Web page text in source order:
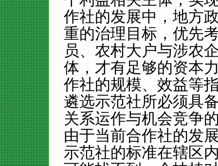
作社的发展中，地方
重的治理目标，优先
员、农村大户与涉农
体，才有足够的资本
作社的规模、效益等
遴选示范社所必须具
关系运作与机会竞争
由于当前合作社的发
示范社的标准在辖区